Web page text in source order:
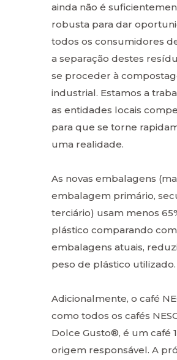
ainda não é
robusta para dar
todos os consumidores
a separação destes
se proceder à
industrial. Estamos a
as entidades locais
para que se torne
uma realidade.
As novas embalagens
embalagem primário,
terciário) usam menos
plástico comparando com
embalagens atuais,
peso de plástico utilizado.
Adicionalmente, o café
como todos os cafés
Dolce Gusto®, é um café
origem responsável. A